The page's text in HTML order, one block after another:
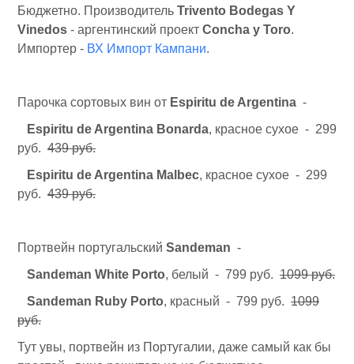
Бюджетно. Производитель Trivento Bodegas Y
Vinedos - аргентинский проект Concha y Toro.
Импортер - ВХ Импорт Кампани.
Парочка сортовых вин от Espiritu de Argentina -
Espiritu de Argentina Bonarda, красное сухое - 299
руб. 439 руб.
Espiritu de Argentina Malbec, красное сухое - 299
руб. 439 руб.
Портвейн португальский Sandeman -
Sandeman White Porto, белый - 799 руб. 1099 руб.
Sandeman Ruby Porto, красный - 799 руб. 1099
руб.
Тут увы, портвейн из Португалии, даже самый как бы